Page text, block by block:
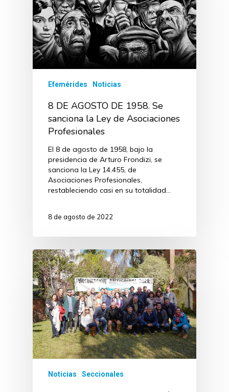
Efemérides Noticias
8 DE AGOSTO DE 1958. Se
sanciona la Ley de Asociaciones
Profesionales
El 8 de agosto de 1958, bajo la
presidencia de Arturo Frondizi, se
sanciona la Ley 14.455, de
Asociaciones Profesionales,
restableciendo casi en su totalidad…
8 de agosto de 2022
Noticias Seccionales